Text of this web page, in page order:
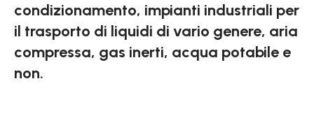
condizionamento, impianti industriali per
il trasporto di liquidi di vario genere, aria
compressa, gas inerti, acqua potabile e
non.